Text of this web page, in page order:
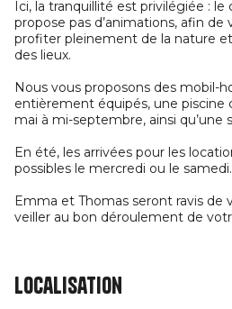
Ici, la tranquillité est privilégiée : le
propose pas d’animations, afin
profiter pleinement de la nature
des lieux.
Nous vous proposons des mobil-
entièrement équipés, une
mai à mi-septembre, ainsi qu’une
En été, les arrivées pour les
possibles le mercredi ou le samedi.
Emma et Thomas seront ravis de
veiller au bon déroulement de
Localisation